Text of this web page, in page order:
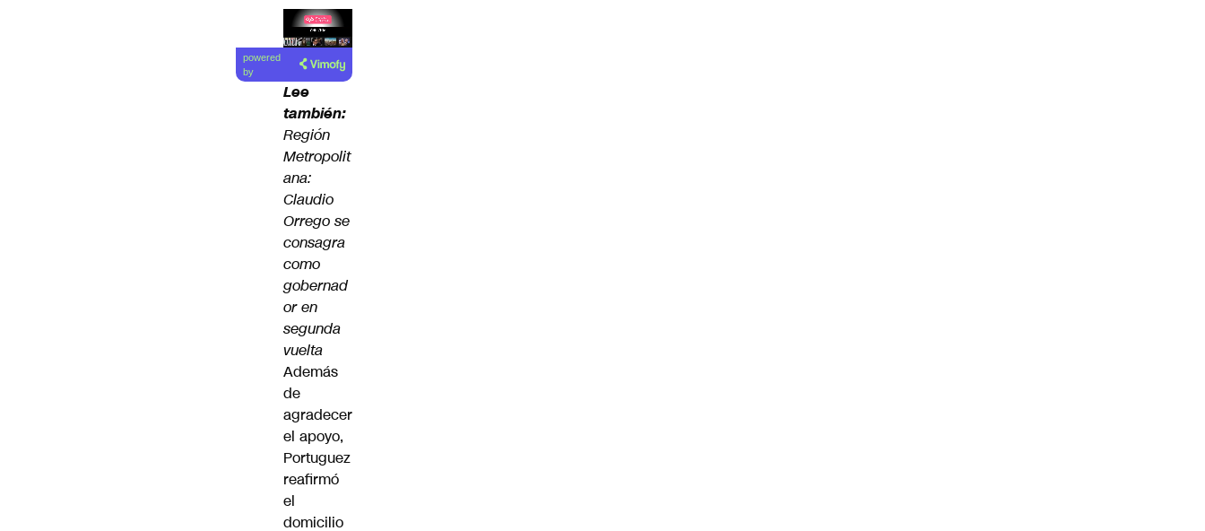
Lea el
artículo
powered
by
Lee
también:
Región
Metropolit
ana:
Claudio
Orrego se
consagra
como
gobernad
or en
segunda
vuelta
Además
de
agradecer
el apoyo,
Portuguez
reafirmó
el
domicilio